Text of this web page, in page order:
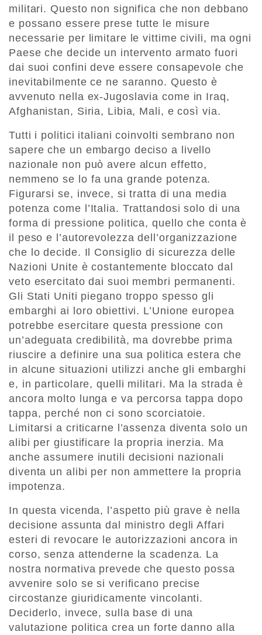
militari. Questo non significa che non debbano
e possano essere prese tutte le misure
necessarie per limitare le vittime civili, ma ogni
Paese che decide un intervento armato fuori
dai suoi confini deve essere consapevole che
inevitabilmente ce ne saranno. Questo è
avvenuto nella ex-Jugoslavia come in Iraq,
Afghanistan, Siria, Libia, Mali, e così via.
Tutti i politici italiani coinvolti sembrano non
sapere che un embargo deciso a livello
nazionale non può avere alcun effetto,
nemmeno se lo fa una grande potenza.
Figurarsi se, invece, si tratta di una media
potenza come l’Italia. Trattandosi solo di una
forma di pressione politica, quello che conta è
il peso e l’autorevolezza dell’organizzazione
che lo decide. Il Consiglio di sicurezza delle
Nazioni Unite è costantemente bloccato dal
veto esercitato dai suoi membri permanenti.
Gli Stati Uniti piegano troppo spesso gli
embarghi ai loro obiettivi. L’Unione europea
potrebbe esercitare questa pressione con
un’adeguata credibilità, ma dovrebbe prima
riuscire a definire una sua politica estera che
in alcune situazioni utilizzi anche gli embarghi
e, in particolare, quelli militari. Ma la strada è
ancora molto lunga e va percorsa tappa dopo
tappa, perché non ci sono scorciatoie.
Limitarsi a criticarne l’assenza diventa solo un
alibi per giustificare la propria inerzia. Ma
anche assumere inutili decisioni nazionali
diventa un alibi per non ammettere la propria
impotenza.
In questa vicenda, l’aspetto più grave è nella
decisione assunta dal ministro degli Affari
esteri di revocare le autorizzazioni ancora in
corso, senza attenderne la scadenza. La
nostra normativa prevede che questo possa
avvenire solo se si verificano precise
circostanze giuridicamente vincolanti.
Deciderlo, invece, sulla base di una
valutazione politica crea un forte danno alla